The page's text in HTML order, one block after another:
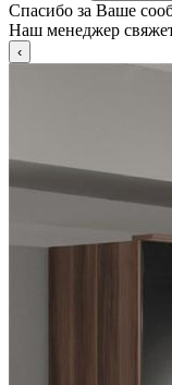
Спасибо за Ваше
Наш менеджер